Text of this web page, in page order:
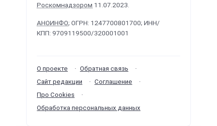
Роскомнадзором 11.07.2023.
АНОИНФО; ОГРН: 1247700801700; ИНН/
КПП: 9709119500/320001001
О проекте
Обратная связь
Сайт редакции
Соглашение
Про Cookies
Обработка персональных данных